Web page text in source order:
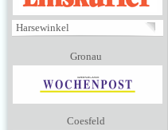
Harsewinkel
Gronau
Coesfeld